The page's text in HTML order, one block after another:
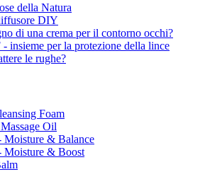
della Natura
DIY
di una crema per il contorno occhi?
insieme per la protezione della lince
le rughe?
Foam
Oil
Moisture & Balance
Moisture & Boost